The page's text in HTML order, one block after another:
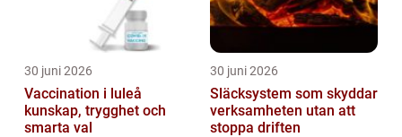
30 juni 2026
Vaccination i luleå
kunskap, trygghet och
smarta val
30 juni 2026
Släcksystem som skyddar
verksamheten utan att
stoppa driften